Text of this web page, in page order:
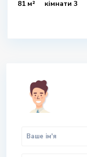
81 м² кімнати 3